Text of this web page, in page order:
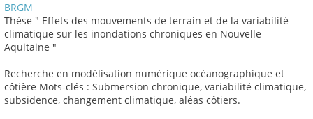
BRGM
Thèse " Effets des mouvements de terrain et de la variabilité
climatique sur les inondations chroniques en Nouvelle
Aquitaine "
Recherche en modélisation numérique océanographique et
côtière Mots-clés : Submersion chronique, variabilité climatique,
subsidence, changement climatique, aléas côtiers.